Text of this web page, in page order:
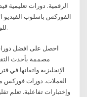
الرقمية. دورات تعليمية
الفوركس باسلوب الفيديو
للوصول لاعلى مستويات الدقة في توصيل المواد.
احصل على افضل دورات
مصممة بأحدث
الإنجليزية واتقانها في
العملات. دورات فوركس
وإختبارات تفاعلية. تعلم